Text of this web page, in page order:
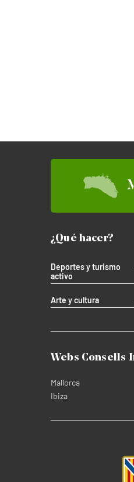
¿Qué hacer?
Deportes y turismo
activo
Arte y cultura
Webs Consells
Mallorca
Ibiza